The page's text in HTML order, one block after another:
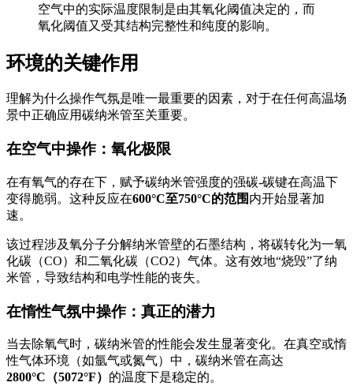
空气中的实际温度限制是由其氧化阈值决定的，而
氧化阈值又受其结构完整性和纯度的影响。
环境的关键作用
理解为什么操作气氛是唯一最重要的因素，对于在任何高温场
景中正确应用碳纳米管至关重要。
在空气中操作：氧化极限
在有氧气的存在下，赋予碳纳米管强度的强碳-碳键在高温下
变得脆弱。这种反应在600°C至750°C的范围 内开始显著加
速。
该过程涉及氧分子分解纳米管壁的石墨结构，将碳转化为一氧
化碳（CO）和二氧化碳（CO2）气体。这有效地“烧毁”了纳
米管，导致结构和电学性能的丧失。
在惰性气氛中操作：真正的潜力
当去除氧气时，碳纳米管的性能会发生显著变化。在真空或惰
性气体环境（如氩气或氮气）中，碳纳米管在高达
2800°C（5072°F） 的温度下是稳定的。